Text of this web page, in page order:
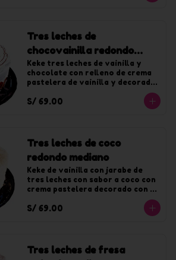
Tres leches de
chocovainilla redondo
mediano
Keke tres leches de vainilla y
chocolate con relleno de crema
pastelera de vainilla y decorado
Para 20 tajadas.
S/ 69.00
Tres leches de coco
redondo mediano
Keke de vainilla con jarabe de
tres leches con sabor a coco con
crema pastelera decorado con
Para 20 tajadas.
S/ 69.00
Tres leches de fresa